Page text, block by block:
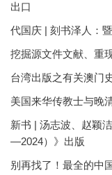
出口
代国庆 | 刻书泽人：
挖掘源文件文献、重
台湾出版之有关澳门
美国来华传教士与晚
新书 | 汤志波、赵颖
—2024）》出版
别再找了！最全的中